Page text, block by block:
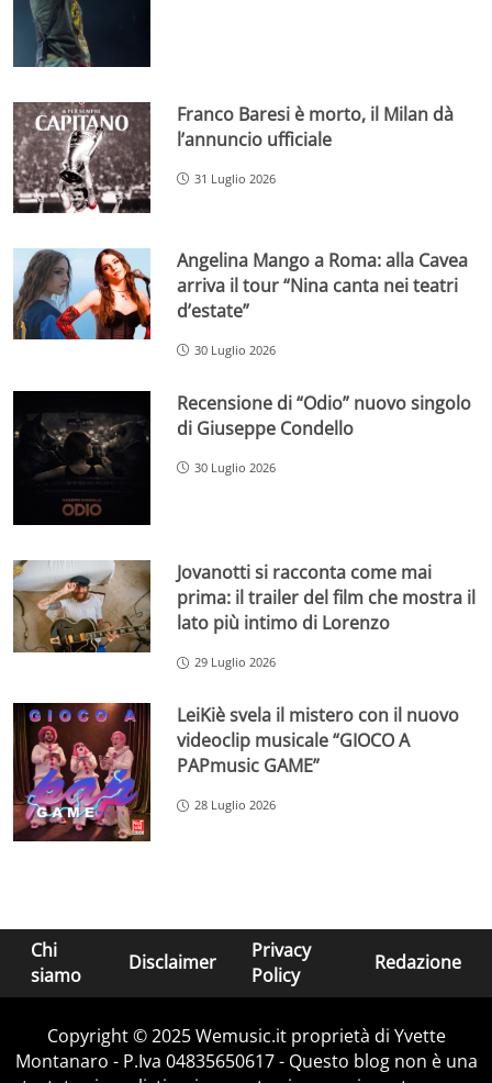
Franco Baresi è morto, il Milan dà
l’annuncio ufficiale
31 Luglio 2026
Angelina Mango a Roma: alla Cavea
arriva il tour “Nina canta nei teatri
d’estate”
30 Luglio 2026
Recensione di “Odio” nuovo singolo
di Giuseppe Condello
30 Luglio 2026
Jovanotti si racconta come mai
prima: il trailer del film che mostra il
lato più intimo di Lorenzo
29 Luglio 2026
LeiKiè svela il mistero con il nuovo
videoclip musicale “GIOCO A
PAPmusic GAME”
28 Luglio 2026
Chi
siamo
Disclaimer
Privacy
Policy
Redazione
Copyright © 2025 Wemusic.it proprietà di Yvette
Montanaro - P.Iva 04835650617 - Questo blog non è una